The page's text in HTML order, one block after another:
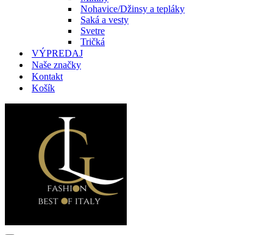
Nohavice/Džinsy a tepláky
Saká a vesty
Svetre
Tričká
VÝPREDAJ
Naše značky
Kontakt
Košík